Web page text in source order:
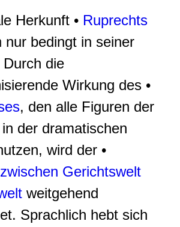
Herkunft • Ruprechts
nur bedingt in seiner
die
Wirkung des •
, den alle Figuren der
der dramatischen
wird der •
Gerichtswelt
weitgehend
Sprachlich hebt sich